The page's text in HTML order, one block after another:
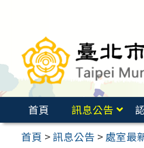
要
容
首頁 訊息公告
首頁 >訊息公告 > 處室最